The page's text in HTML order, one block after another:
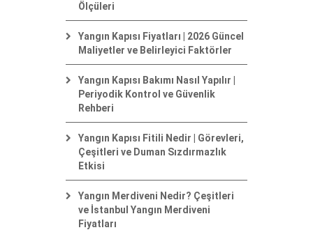
Ölçüleri
Yangın Kapısı Fiyatları | 2026 Güncel
Maliyetler ve Belirleyici Faktörler
Yangın Kapısı Bakımı Nasıl Yapılır |
Periyodik Kontrol ve Güvenlik
Rehberi
Yangın Kapısı Fitili Nedir | Görevleri,
Çeşitleri ve Duman Sızdırmazlık
Etkisi
Yangın Merdiveni Nedir? Çeşitleri
ve İstanbul Yangın Merdiveni
Fiyatları